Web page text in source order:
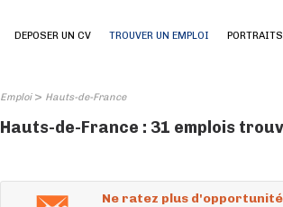
DEPOSER UN CV TROUVER UN EMPLOI
Emploi> Hauts-de-France
Hauts-de-France : 31 emplois
Ne ratez plus